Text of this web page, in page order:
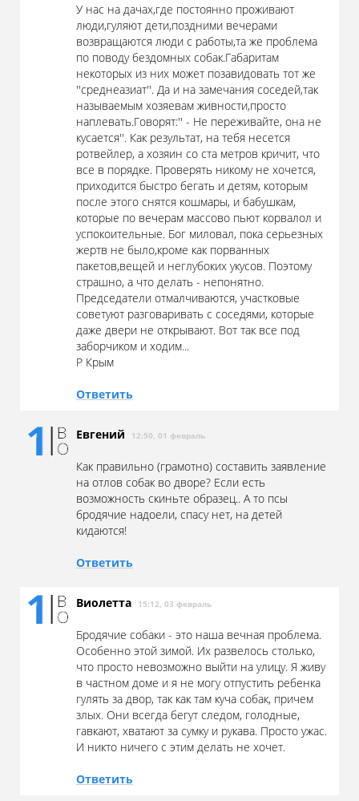
У нас на дачах,где постоянно проживают
люди,гуляют дети,поздними вечерами
возвращаются люди с работы,та же проблема
по поводу бездомных собак.Габаритам
некоторых из них может позавидовать тот же
''среднеазиат''. Да и на замечания соседей,так
называемым хозяевам живности,просто
наплевать.Говорят:'' - Не переживайте, она не
кусается''. Как результат, на тебя несется
ротвейлер, а хозяин со ста метров кричит, что
все в порядке. Проверять никому не хочется,
приходится быстро бегать и детям, которым
после этого снятся кошмары, и бабушкам,
которые по вечерам массово пьют корвалол и
успокоительные. Бог миловал, пока серьезных
жертв не было,кроме как порванных
пакетов,вещей и неглубоких укусов. Поэтому
страшно, а что делать - непонятно.
Председатели отмалчиваются, участковые
советуют разговаривать с соседями, которые
даже двери не открывают. Вот так все под
заборчиком и ходим...
Р Крым
Ответить
Евгений 12:50, 01 февраль
Как правильно (грамотно) составить заявление
на отлов собак во дворе? Если есть
возможность скиньте образец.. А то псы
бродячие надоели, спасу нет, на детей
кидаются!
Ответить
Виолетта 15:12, 03 февраль
Бродячие собаки - это наша вечная проблема.
Особенно этой зимой. Их развелось столько,
что просто невозможно выйти на улицу. Я живу
в частном доме и я не могу отпустить ребенка
гулять за двор, так как там куча собак, причем
злых. Они всегда бегут следом, голодные,
гавкают, хватают за сумку и рукава. Просто ужас.
И никто ничего с этим делать не хочет.
Ответить